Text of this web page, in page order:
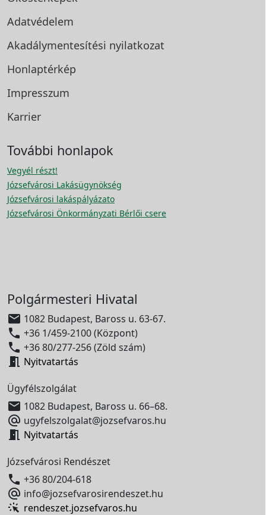
Adatvédelem
Akadálymentesítési nyilatkozat
Honlaptérkép
Impresszum
Karrier
További honlapok
Vegyél részt!
Józsefvárosi Lakásügynökség
Józsefvárosi lakáspályázato
Józsefvárosi Önkormányzati Bérlői csere
Polgármesteri Hivatal
 1082 Budapest, Baross u. 63-67.
 +36 1/459-2100 (Központ)
 +36 80/277-256 (Zöld szám)
 Nyitvatartás
Ügyfélszolgálat
 1082 Budapest, Baross u. 66–68.
 ugyfelszolgalat@jozsefvaros.hu
 Nyitvatartás
Józsefvárosi Rendészet
 +36 80/204-618
 info@jozsefvarosirendeszet.hu
rendeszet.jozsefvaros.hu